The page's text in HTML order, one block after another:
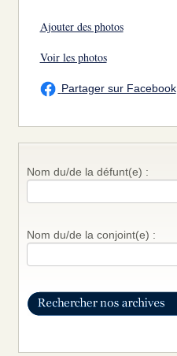
Ajouter des photos
Voir les photos
Partager sur Facebook
Nom du/de la défunt(e) :
Nom du/de la conjoint(e) :